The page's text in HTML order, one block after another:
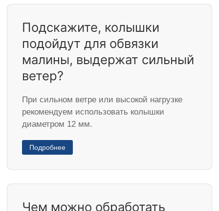
Подскажите, колышки
подойдут для обвязки
малины, выдержат сильный
ветер?
При сильном ветре или высокой нагрузке
рекомендуем использовать колышки
диаметром 12 мм.
Подробнее
Чем можно обработать